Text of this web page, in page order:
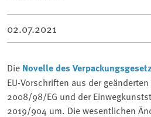
02.07.2021
Die Novelle des
EU-Vorschriften aus der
2008/98/EG und der
2019/904 um. Die wesentlichen